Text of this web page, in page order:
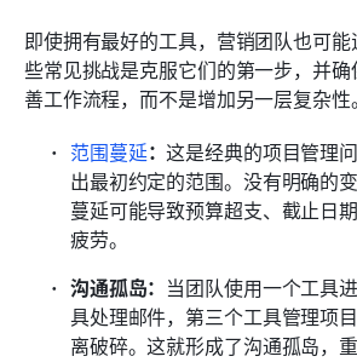
即使拥有最好的工具，营销团队也可
些常见挑战是克服它们的第一步，并
善工作流程，而不是增加另一层复杂性。
范围蔓延：这是经典的项目管理
出最初约定的范围。没有明确的
蔓延可能导致预算超支、截止日
疲劳。
沟通孤岛： 当团队使用一个工具
具处理邮件，第三个工具管理项
离破碎。这就形成了沟通孤岛，